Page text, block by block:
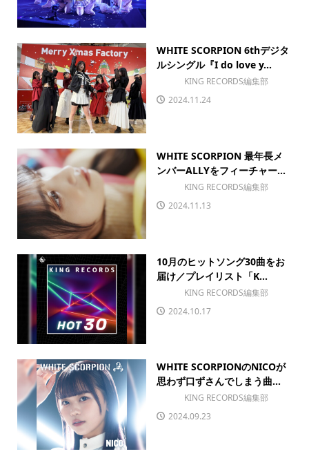
WHITE SCORPION 6thデジタ
ルシングル『I do love y...
KING RECORDS編集部
2024.11.24
WHITE SCORPION 最年長メ
ンバーALLYをフィーチャー...
KING RECORDS編集部
2024.11.13
10月のヒットソング30曲をお
届け／プレイリスト「K...
KING RECORDS編集部
2024.10.17
WHITE SCORPIONのNICOが
思わず口ずさんでしまう曲...
KING RECORDS編集部
2024.09.23